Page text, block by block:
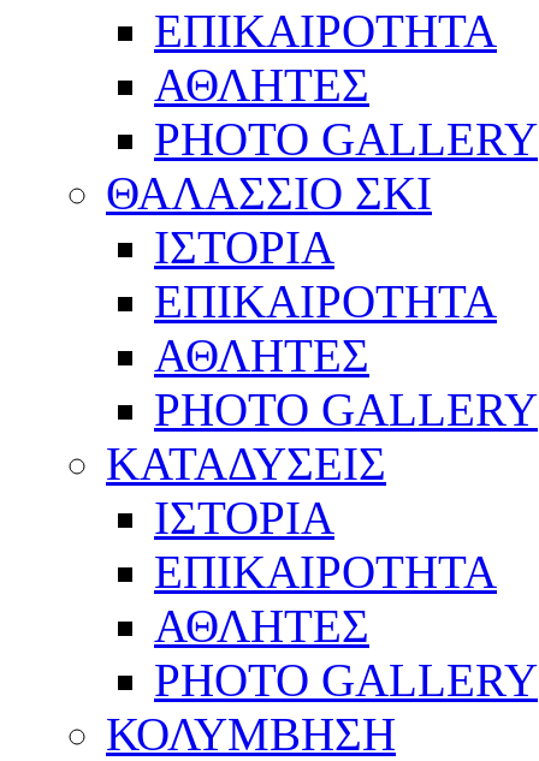
ΕΠΙΚΑΙΡΟΤΗΤΑ
ΑΘΛΗΤΕΣ
PHOTO GALLERY
ΘΑΛΑΣΣΙΟ ΣΚΙ
ΙΣΤΟΡΙΑ
ΕΠΙΚΑΙΡΟΤΗΤΑ
ΑΘΛΗΤΕΣ
PHOTO GALLERY
ΚΑΤΑΔΥΣΕΙΣ
ΙΣΤΟΡΙΑ
ΕΠΙΚΑΙΡΟΤΗΤΑ
ΑΘΛΗΤΕΣ
PHOTO GALLERY
ΚΟΛΥΜΒΗΣΗ